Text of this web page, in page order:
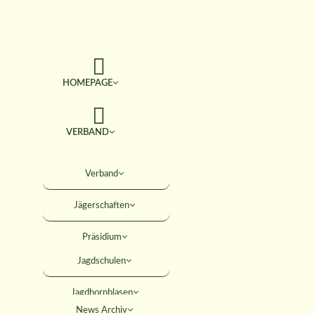
HOMEPAGE
VERBAND
Verband
Jägerschaften
Präsidium
TERMINE
JAGD & NATUR
Jagdschulen
Jagdhornblasen
SERVICE
News Archiv
AKTIVITÄTEN